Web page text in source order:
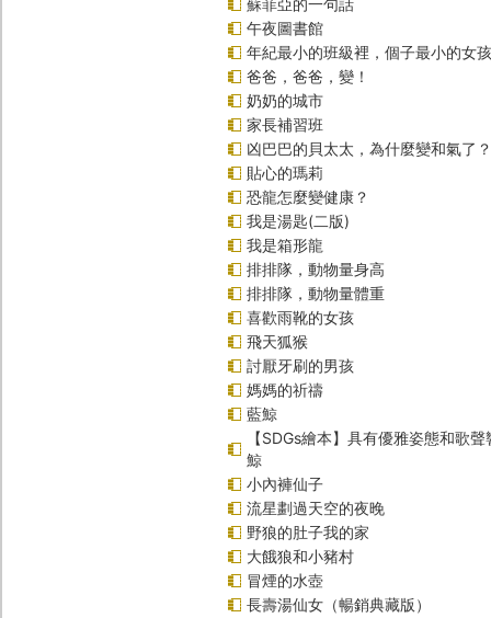
蘇菲亞的一句話
午夜圖書館
年紀最小的班級裡，個子最小的女
爸爸，爸爸，變！
奶奶的城市
家長補習班
凶巴巴的貝太太，為什麼變和氣了？
貼心的瑪莉
恐龍怎麼變健康？
我是湯匙(二版)
我是箱形龍
排排隊，動物量身高
排排隊，動物量體重
喜歡雨靴的女孩
飛天狐猴
討厭牙刷的男孩
媽媽的祈禱
藍鯨
【SDGs繪本】具有優雅姿態和歌
鯨
小內褲仙子
流星劃過天空的夜晚
野狼的肚子我的家
大餓狼和小豬村
冒煙的水壺
長壽湯仙女（暢銷典藏版）